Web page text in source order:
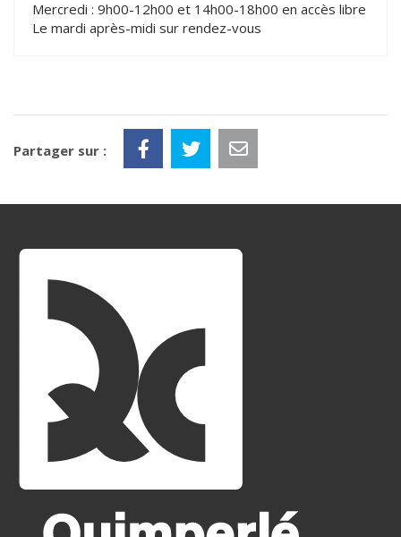
Mercredi : 9h00-12h00 et 14h00-18h00 en accès libre
Le mardi après-midi sur rendez-vous
Partager sur :